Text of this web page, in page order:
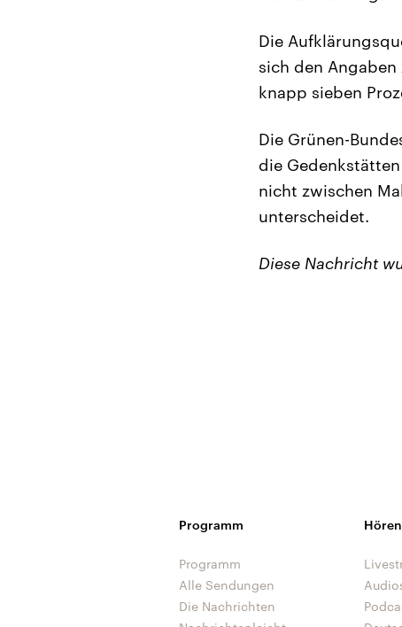
Die
sich den
knapp sieben
Die Grünen-
die
nicht zwischen
unterscheidet.
Diese Nachricht
Programm
Programm
Alle Sendungen
Die Nachrichten
Hören